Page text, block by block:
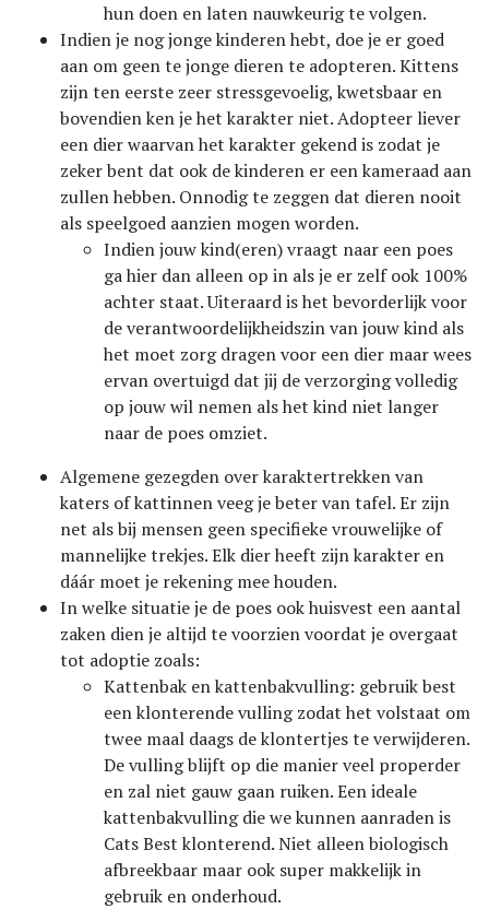
hun doen en laten nauwkeurig te volgen.
Indien je nog jonge kinderen hebt, doe je er goed
aan om geen te jonge dieren te adopteren. Kittens
zijn ten eerste zeer stressgevoelig, kwetsbaar en
bovendien ken je het karakter niet. Adopteer liever
een dier waarvan het karakter gekend is zodat je
zeker bent dat ook de kinderen er een kameraad aan
zullen hebben. Onnodig te zeggen dat dieren nooit
als speelgoed aanzien mogen worden.
Indien jouw kind(eren) vraagt naar een poes
ga hier dan alleen op in als je er zelf ook 100%
achter staat. Uiteraard is het bevorderlijk voor
de verantwoordelijkheidszin van jouw kind als
het moet zorg dragen voor een dier maar wees
ervan overtuigd dat jij de verzorging volledig
op jouw wil nemen als het kind niet langer
naar de poes omziet.
Algemene gezegden over karaktertrekken van
katers of kattinnen veeg je beter van tafel. Er zijn
net als bij mensen geen specifieke vrouwelijke of
mannelijke trekjes. Elk dier heeft zijn karakter en
dáár moet je rekening mee houden.
In welke situatie je de poes ook huisvest een aantal
zaken dien je altijd te voorzien voordat je overgaat
tot adoptie zoals:
Kattenbak en kattenbakvulling: gebruik best
een klonterende vulling zodat het volstaat om
twee maal daags de klontertjes te verwijderen.
De vulling blijft op die manier veel properder
en zal niet gauw gaan ruiken. Een ideale
kattenbakvulling die we kunnen aanraden is
Cats Best klonterend. Niet alleen biologisch
afbreekbaar maar ook super makkelijk in
gebruik en onderhoud.